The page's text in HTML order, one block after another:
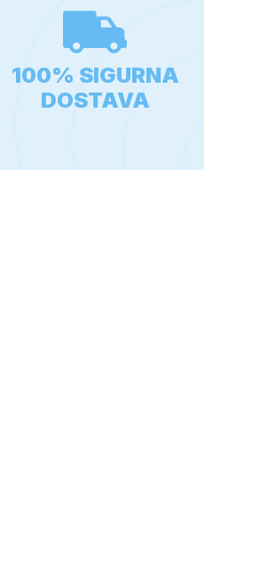
100% SIGURNA
DOSTAVA